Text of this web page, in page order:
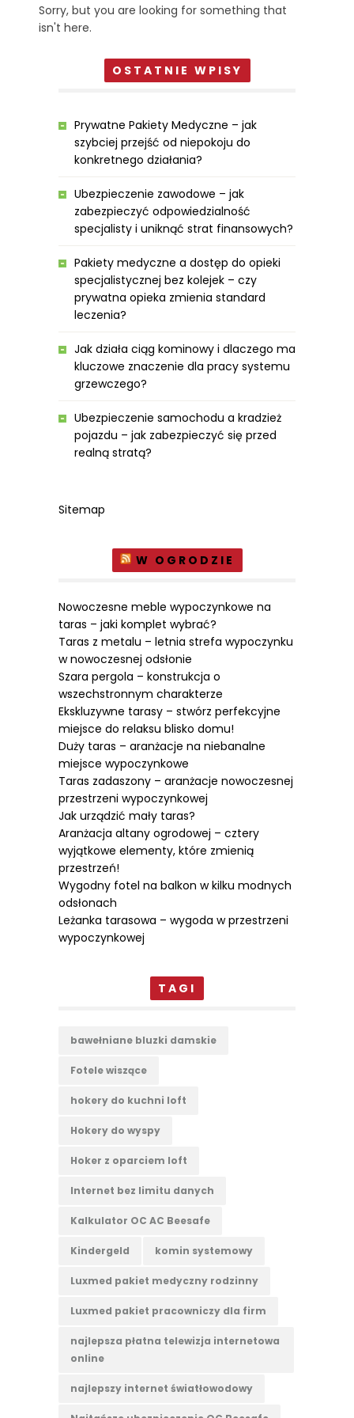
Sorry, but you are looking for something that
isn't here.
OSTATNIE WPISY
Prywatne Pakiety Medyczne – jak
szybciej przejść od niepokoju do
konkretnego działania?
Ubezpieczenie zawodowe – jak
zabezpieczyć odpowiedzialność
specjalisty i uniknąć strat finansowych?
Pakiety medyczne a dostęp do opieki
specjalistycznej bez kolejek – czy
prywatna opieka zmienia standard
leczenia?
Jak działa ciąg kominowy i dlaczego ma
kluczowe znaczenie dla pracy systemu
grzewczego?
Ubezpieczenie samochodu a kradzież
pojazdu – jak zabezpieczyć się przed
realną stratą?
Sitemap
W OGRODZIE
Nowoczesne meble wypoczynkowe na
taras – jaki komplet wybrać?
Taras z metalu – letnia strefa wypoczynku
w nowoczesnej odsłonie
Szara pergola – konstrukcja o
wszechstronnym charakterze
Ekskluzywne tarasy – stwórz perfekcyjne
miejsce do relaksu blisko domu!
Duży taras – aranżacje na niebanalne
miejsce wypoczynkowe
Taras zadaszony – aranżacje nowoczesnej
przestrzeni wypoczynkowej
Jak urządzić mały taras?
Aranżacja altany ogrodowej – cztery
wyjątkowe elementy, które zmienią
przestrzeń!
Wygodny fotel na balkon w kilku modnych
odsłonach
Leżanka tarasowa – wygoda w przestrzeni
wypoczynkowej
TAGI
bawełniane bluzki damskie
Fotele wiszące
hokery do kuchni loft
Hokery do wyspy
Hoker z oparciem loft
Internet bez limitu danych
Kalkulator OC AC Beesafe
Kindergeld komin systemowy
Luxmed pakiet medyczny rodzinny
Luxmed pakiet pracowniczy dla firm
najlepsza płatna telewizja internetowa
online
najlepszy internet światłowodowy